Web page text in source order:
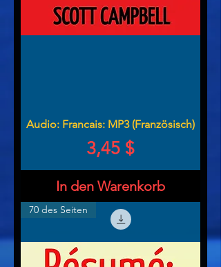
Audio: Francais: MP3 (Französisch)
Preis
3,45 $
In den Warenkorb
70 des Seiten